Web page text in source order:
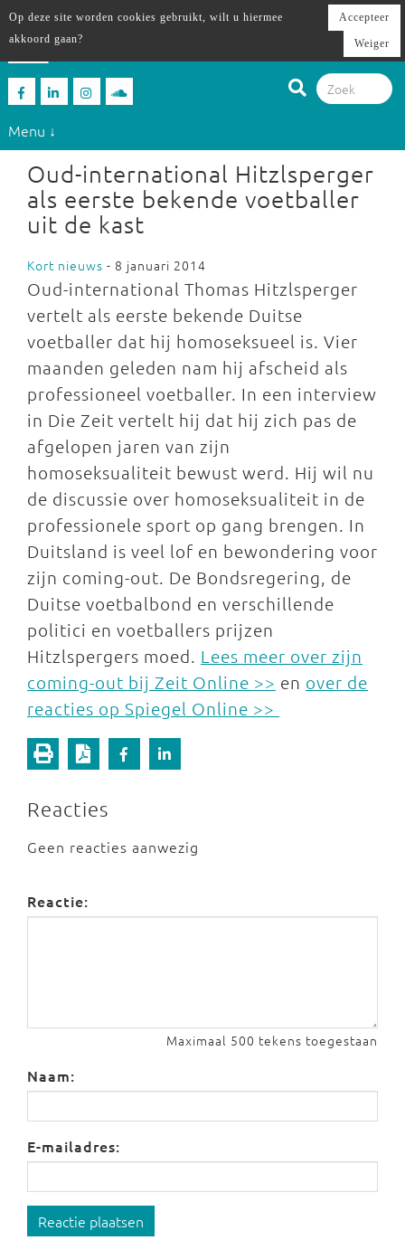
Menu ↓
Oud-international Hitzlsperger
als eerste bekende voetballer
uit de kast
Kort nieuws - 8 januari 2014
Oud-international Thomas Hitzlsperger
vertelt als eerste bekende Duitse
voetballer dat hij homoseksueel is. Vier
maanden geleden nam hij afscheid als
professioneel voetballer. In een interview
in Die Zeit vertelt hij dat hij zich pas de
afgelopen jaren van zijn
homoseksualiteit bewust werd. Hij wil nu
de discussie over homoseksualiteit in de
professionele sport op gang brengen. In
Duitsland is veel lof en bewondering voor
zijn coming-out. De Bondsregering, de
Duitse voetbalbond en verschillende
politici en voetballers prijzen
Hitzlspergers moed. Lees meer over zijn
coming-out bij Zeit Online >> en over de
reacties op Spiegel Online >>
Reacties
Geen reacties aanwezig
Reactie:
Maximaal 500 tekens toegestaan
Naam:
E-mailadres:
Reactie plaatsen
Op deze site worden cookies gebruikt, wilt u hiermee
akkoord gaan?
Accepteer
Weiger